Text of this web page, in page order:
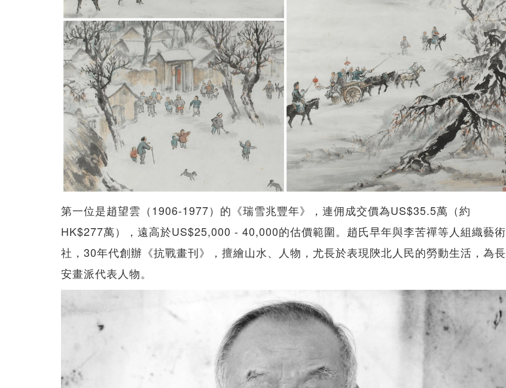
第一位是趙望雲（1906-1977）的《瑞雪兆豐年》，連佣成交價為US$35.5萬（約
HK$277萬），遠高於US$25,000 - 40,000的估價範圍。趙氏早年與李苦禪等人組織藝術
社，30年代創辦《抗戰畫刊》，擅繪山水、人物，尤長於表現陝北人民的勞動生活，為長
安畫派代表人物。